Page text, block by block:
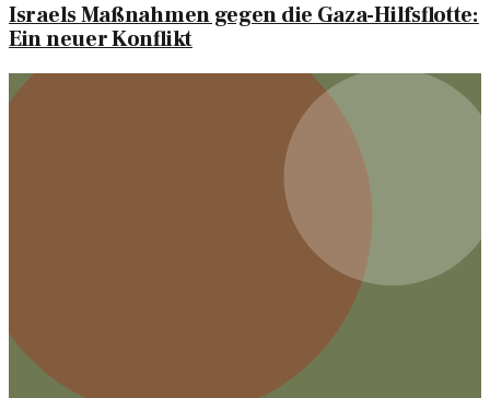
Israels Maßnahmen gegen die Gaza-Hilfsflotte:
Ein neuer Konflikt